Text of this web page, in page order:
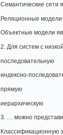
Семантические сети
Реляционные модели
Объектные модели
2. Для систем с
последовательную
индексно-
прямую
иерархическую
3. … можно
Классификационную